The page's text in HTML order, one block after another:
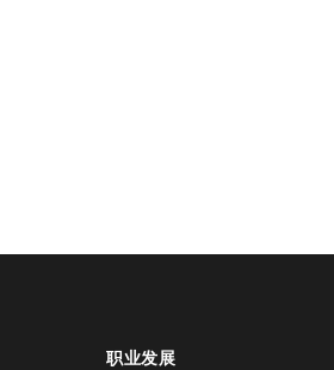
职业发展